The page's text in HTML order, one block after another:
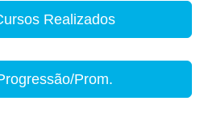
Realizados
Prom.